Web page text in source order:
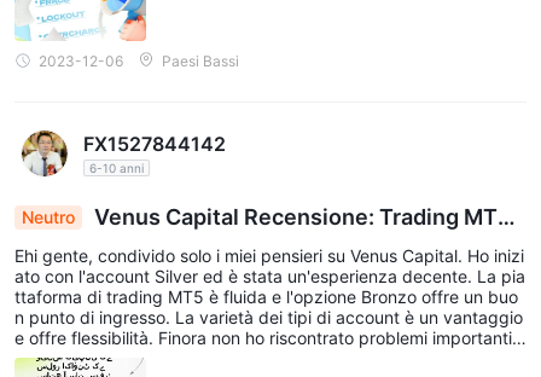
2023-12-06 Paesi Bassi
FX1527844142
6-10 anni
Neutro
Venus Capital Recensione: Trading MT5 f
luido e opzioni di conto flessibili
Ehi gente, condivido solo i miei pensieri su Venus Capital. Ho inizi
ato con l'account Silver ed è stata un'esperienza decente. La pia
ttaforma di trading MT5 è fluida e l'opzione Bronzo offre un buo
n punto di ingresso. La varietà dei tipi di account è un vantaggio
e offre flessibilità. Finora non ho riscontrato problemi importanti.
Non vedo l'ora di esplorare di più.